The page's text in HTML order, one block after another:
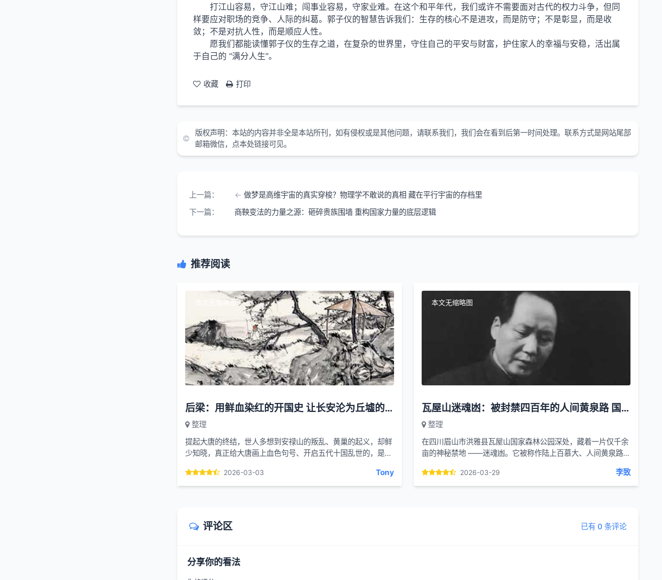
打江山容易，守江山难；闯事业容易，守家业难。在这个和平年代，我们或许不需要面对古代的权力斗争，但同
样要应对职场的竞争、人际的纠葛。郭子仪的智慧告诉我们：生存的核心不是进攻，而是防守；不是彰显，而是收
敛；不是对抗人性，而是顺应人性。
愿我们都能读懂郭子仪的生存之道，在复杂的世界里，守住自己的平安与财富，护住家人的幸福与安稳，活出属
于自己的 “满分人生”。
收藏 打印
版权声明： 本站的内容并非全是本站所刊，如有侵权或是其他问题，请联系我们，我们会在看到后第一时间处理。联系方式是网站尾部
邮箱微信，点本处链接可见。
上一篇：
做梦是高维宇宙的真实穿梭？物理学不敢说的真相 藏在平行宇宙的存档里
下一篇：
商鞅变法的力量之源：砸碎贵族围墙 重构国家力量的底层逻辑
推荐阅读
本文无缩略图
后梁：用鲜血染红的开国史 让长安沦为丘墟的暴力时代
整理
提起大唐的终结，世人多想到安禄山的叛乱、黄巢的起义，却鲜
少知晓，真正给大唐画上血色句号、开启五代十国乱世的，是被
2026-03-03 Tony
本文无缩略图
瓦屋山迷魂凼：被封禁四百年的人间黄泉路 国内最恐怖的死亡黑洞
整理
在四川眉山市洪雅县瓦屋山国家森林公园深处，藏着一片仅千余
亩的神秘禁地 ——迷魂凼。它被称作陆上百慕大、人间黄泉路，
2026-03-29 李致
评论区 已有 0 条评论
分享你的看法